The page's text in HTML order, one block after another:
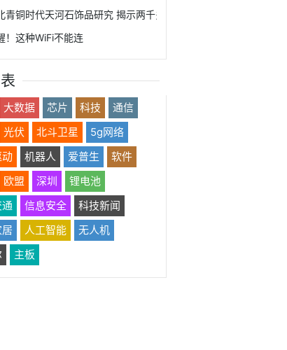
青铜时代天河石饰品研究 揭示两千多年前社会多维信息
！这种WiFi不能连
大数据 芯片 科技
通信
光伏 北斗卫星
5g网络
机器人 爱普生
软件
欧盟 深圳
锂电池
信息安全
科技新闻
人工智能
无人机
主板